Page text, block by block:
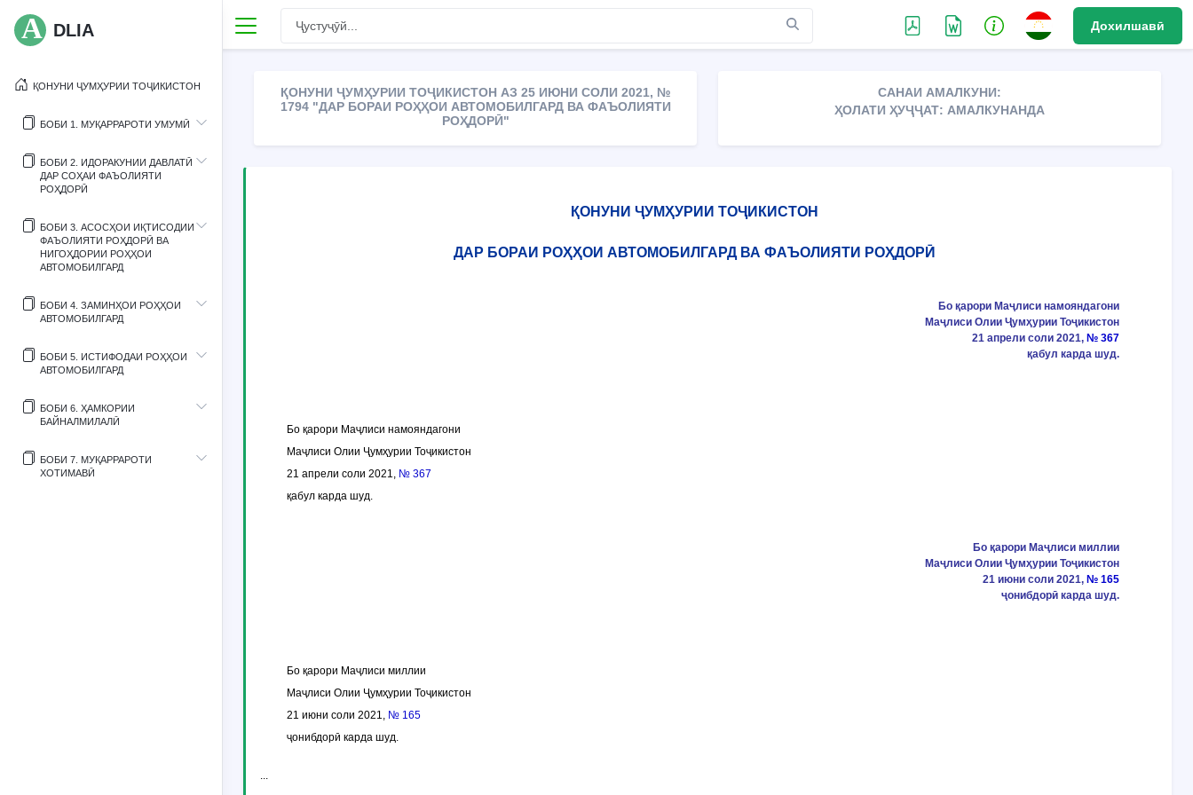
Дохилшавӣ
DLIA
ҚОНУНИ ҶУМҲУРИИ ТОҶИКИСТОН
БОБИ 1. МУҚАРРАРОТИ УМУМӢ
БОБИ 2. ИДОРАКУНИИ ДАВЛАТӢ
ДАР СОҲАИ ФАЪОЛИЯТИ
РОҲДОРӢ
БОБИ 3. АСОСҲОИ ИҚТИСОДИИ
ФАЪОЛИЯТИ РОҲДОРӢ ВА
НИГОҲДОРИИ РОҲҲОИ
АВТОМОБИЛГАРД
БОБИ 4. ЗАМИНҲОИ РОҲҲОИ
АВТОМОБИЛГАРД
БОБИ 5. ИСТИФОДАИ РОҲҲОИ
АВТОМОБИЛГАРД
БОБИ 6. ҲАМКОРИИ
БАЙНАЛМИЛАЛӢ
БОБИ 7. МУҚАРРАРОТИ
ХОТИМАВӢ
ҚОНУНИ ҶУМҲУРИИ ТОҶИКИСТОН АЗ 25 ИЮНИ СОЛИ 2021, №
1794 "ДАР БОРАИ РОҲҲОИ АВТОМОБИЛГАРД ВА ФАЪОЛИЯТИ
РОҲДОРӢ"
САНАИ АМАЛКУНИ:
ҲОЛАТИ ҲУҶҶАТ: АМАЛКУНАНДА
ҚОНУНИ ҶУМҲУРИИ ТОҶИКИСТОН
ДАР БОРАИ РОҲҲОИ АВТОМОБИЛГАРД ВА ФАЪОЛИЯТИ РОҲДОРӢ
Бо қарори Маҷлиси намояндагони
Маҷлиси Олии Ҷумҳурии Тоҷикистон
21 апрели соли 2021, № 367
қабул карда шуд.
Бо қарори Маҷлиси намояндагони
Маҷлиси Олии Ҷумҳурии Тоҷикистон
21 апрели соли 2021, № 367
қабул карда шуд.
Бо қарори Маҷлиси миллии
Маҷлиси Олии Ҷумҳурии Тоҷикистон
21 июни соли 2021, № 165
ҷонибдорӣ карда шуд.
Бо қарори Маҷлиси миллии
Маҷлиси Олии Ҷумҳурии Тоҷикистон
21 июни соли 2021, № 165
ҷонибдорӣ карда шуд.
...